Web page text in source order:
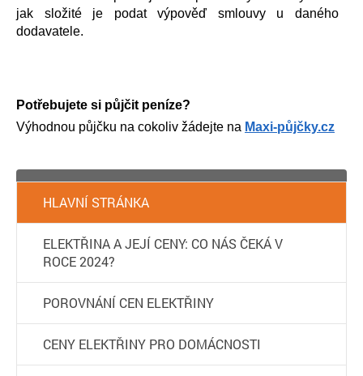
jak složité je podat výpověď smlouvy u daného
dodavatele.
Potřebujete si půjčit peníze?
Výhodnou půjčku na cokoliv žádejte na Maxi-půjčky.cz
HLAVNÍ STRÁNKA
ELEKTŘINA A JEJÍ CENY: CO NÁS ČEKÁ V
ROCE 2024?
POROVNÁNÍ CEN ELEKTŘINY
CENY ELEKTŘINY PRO DOMÁCNOSTI